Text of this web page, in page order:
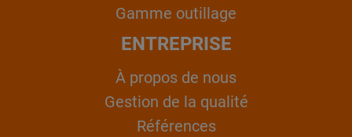
Gamme outillage
ENTREPRISE
À propos de nous
Gestion de la qualité
Références